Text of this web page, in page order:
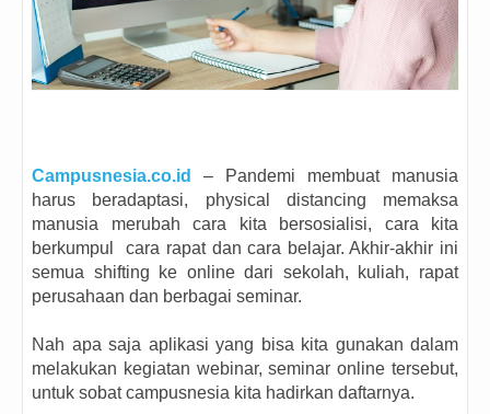
Campusnesia.co.id
– Pandemi membuat manusia
harus beradaptasi, physical distancing memaksa
manusia merubah cara kita bersosialisi, cara kita
berkumpul cara rapat dan cara belajar. Akhir-akhir ini
semua shifting ke online dari sekolah, kuliah, rapat
perusahaan dan berbagai seminar.
Nah apa saja aplikasi yang bisa kita gunakan dalam
melakukan kegiatan webinar, seminar online tersebut,
untuk sobat campusnesia kita hadirkan daftarnya.